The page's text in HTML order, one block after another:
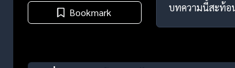
Bookmark
บทความนี้สะท้อ